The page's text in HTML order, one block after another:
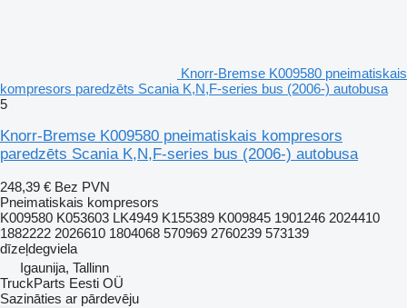
Knorr-Bremse K009580 pneimatiskais
kompresors paredzēts Scania K,N,F-series bus (2006-) autobusa
5
Knorr-Bremse K009580 pneimatiskais kompresors
paredzēts Scania K,N,F-series bus (2006-) autobusa
248,39 € Bez PVN
Pneimatiskais kompresors
K009580 K053603 LK4949 K155389 K009845 1901246 2024410
1882222 2026610 1804068 570969 2760239 573139
dīzeļdegviela
Igaunija, Tallinn
TruckParts Eesti OÜ
Sazināties ar pārdevēju